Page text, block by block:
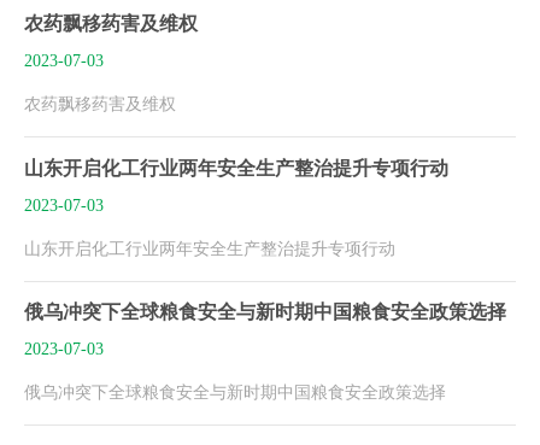
农药飘移药害及维权
2023-07-03
农药飘移药害及维权
山东开启化工行业两年安全生产整治提升专项行动
2023-07-03
山东开启化工行业两年安全生产整治提升专项行动
俄乌冲突下全球粮食安全与新时期中国粮食安全政策选择
2023-07-03
俄乌冲突下全球粮食安全与新时期中国粮食安全政策选择